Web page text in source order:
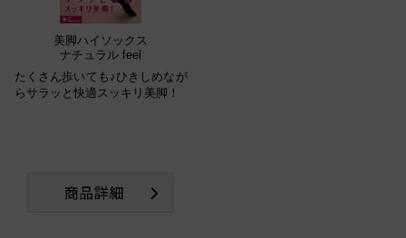
美脚ハイソックス
ナチュラル feel
たくさん歩いても♪ひきしめなが
らサラッと快適スッキリ美脚！